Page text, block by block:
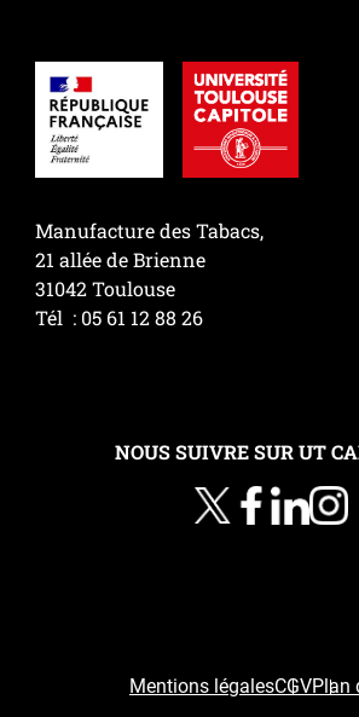
Manufacture des Tabacs,
21 allée de Brienne
31042 Toulouse
Tél : 05 61 12 88 26
NOUS SUIVRE SUR UT
Mentions légalesCGVPlan